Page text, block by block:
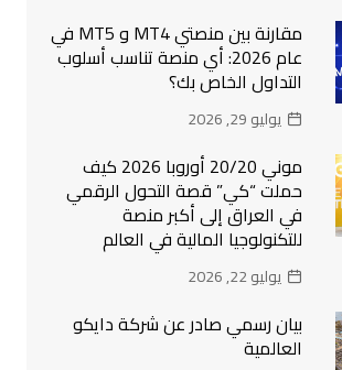
مقارنة بين منصتي MT4 و MT5 في
عام 2026: أي منصة تناسب أسلوب
التداول الخاص بك؟
يوليو 29, 2026
موني 20/20 أوروبا 2026 كيف
حملت “كي” قصة التحول الرقمي
في العراق إلى أكبر منصة
للتكنولوجيا المالية في العالم
يوليو 22, 2026
بيان رسمي صادر عن شركة دايكو
العالمية